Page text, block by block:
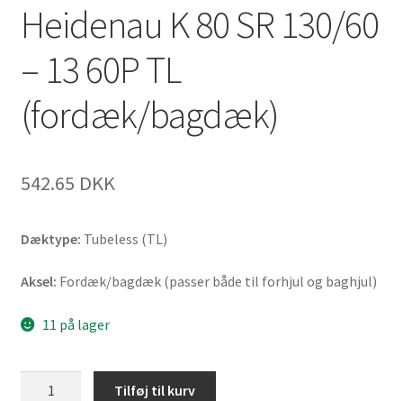
Heidenau K 80 SR 130/60
– 13 60P TL
(fordæk/bagdæk)
542.65 DKK
Dæktype: Tubeless (TL)
Aksel: Fordæk/bagdæk (passer både til forhjul og baghjul)
11 på lager
Tilføj til kurv